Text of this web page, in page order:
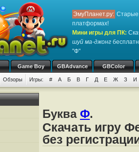
ЭмуПланет.ру: Старые
платформах!
Мини игры для ПК:
шуй ма-джонг
"Ф"
Game Boy GBAdvance GBColor
Обзоры Игры: # А Б В Г Д Е Ж З И
Буква Ф.
Скачать игру
без